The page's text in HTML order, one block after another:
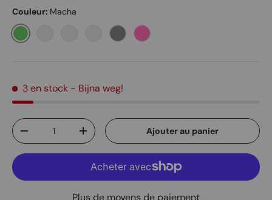
Couleur: Macha
Macha
3 en stock - Bijna weg!
Qté
Diminuer la quantitéAugmenter la quantitéAjouter au panier
Plus de moyens de paiement